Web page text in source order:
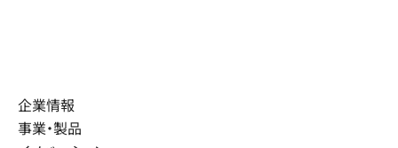
企業情報
事業・製品